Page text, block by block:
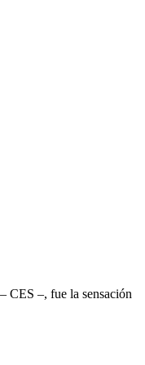
CES –, fue la sensación